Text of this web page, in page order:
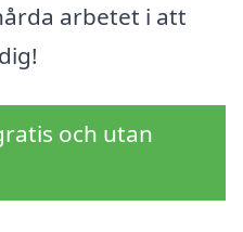
arbetet i att
och utan